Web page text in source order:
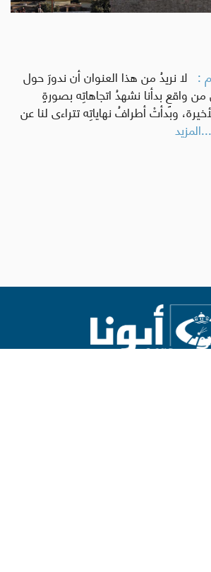
: لا نريدُ من هذا العنوان أن ندورَ حول
واقعٍ بدأنا نشهدُ اتجاهاتِه بصورةٍ
وبدأتْ أطرافُ نهاياتِه تتراءى لنا عن
...المزيد